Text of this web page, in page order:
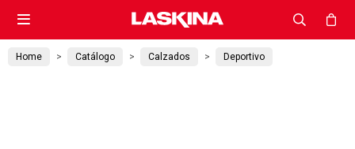

Home Catálogo Calzados Deportivo